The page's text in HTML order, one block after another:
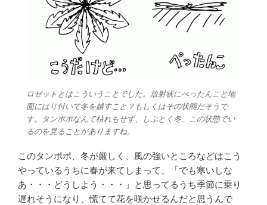
ロゼットとはこういうことでした。放射状にぺったんこと地
面にはり付いて冬を越すこと？もしくはその状態だそうで
す。タンポポなんて枯れもせず、しぶとく冬、この状態でい
るのを見ることがありますね。
このタンポポ、冬が厳しく、風の強いところなどはこう
やっているうちに春が来てしまって、「でも寒いしな
あ・・・どうしよう・・・」と思ってるうち季節に乗り
遅れそうになり、慌てて花を咲かせるんだと思うんで